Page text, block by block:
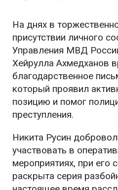
На днях в
присутствии личного
Управления МВД
Хейрулла Ахмедханов
благодарственное
который проявил
позицию и помог
преступления.
Никита Русин
участвовать в
мероприятиях, при его
раскрыта серия